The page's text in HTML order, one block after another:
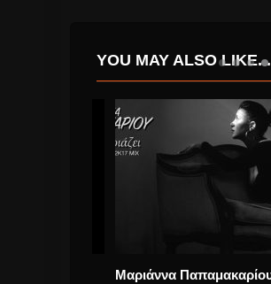
YOU MAY ALSO LIKE...
Μαριάννα Παπαμακαρίου